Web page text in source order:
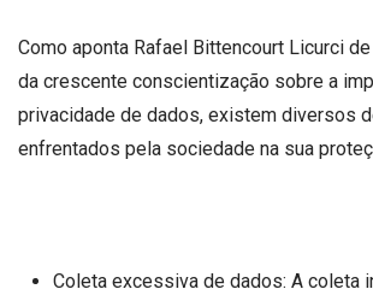
Como aponta Rafael Bittencourt Licurci
da crescente conscientização sobre a
privacidade de dados, existem diversos
enfrentados pela sociedade na sua
Coleta excessiva de dados: A coleta